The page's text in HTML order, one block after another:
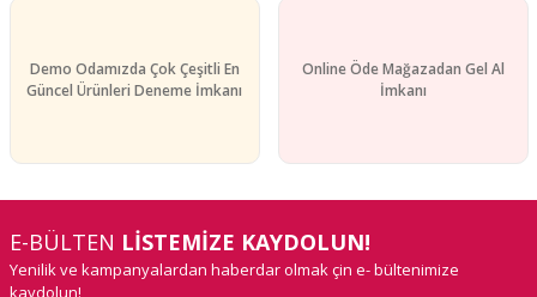
Demo Odamızda Çok Çeşitli En
Güncel Ürünleri Deneme İmkanı
Online Öde Mağazadan Gel Al
İmkanı
E-BÜLTEN LİSTEMİZE KAYDOLUN!
Yenilik ve kampanyalardan haberdar olmak çin e- bültenimize
kaydolun!